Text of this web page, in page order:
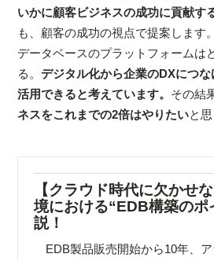
いかに顧客ビジネスの成功に貢献す
も、顧客の成功の視点で提案します
データベースのプラットフォームは
る。デジタル化から企業のDXにつ
活用できると考えています。 その結
ネスをこれまでの2倍はやりたいと
【クラウド時代に欠かせ
境における“EDB構築のポ
説！
EDB製品販売開始から10年、